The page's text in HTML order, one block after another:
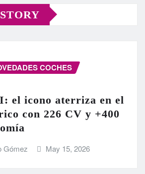
COCHES
el icono aterriza en el
con 226 CV y +400
Gómez May 15, 2026